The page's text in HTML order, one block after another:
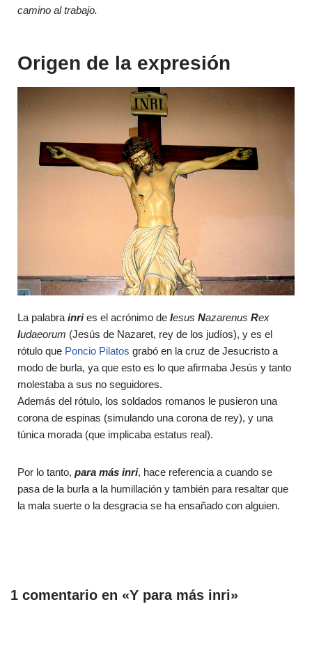
camino al trabajo.
Origen de la expresión
La palabra inries el acrónimo de Iesus Nazarenus Rex
Iudaeorum (Jesús de Nazaret, rey de los judíos), y es el
rótulo que Poncio Pilatos grabó en la cruz de Jesucristo a
modo de burla, ya que esto es lo que afirmaba Jesús y tanto
molestaba a sus no seguidores.
Además del rótulo, los soldados romanos le pusieron una
corona de espinas (simulando una corona de rey), y una
túnica morada (que implicaba estatus real).
Por lo tanto, para más inri, hace referencia a cuando se
pasa de la burla a la humillación y también para resaltar que
la mala suerte o la desgracia se ha ensañado con alguien.
1 comentario en «Y para más inri»